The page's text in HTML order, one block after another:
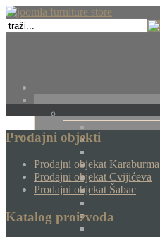
Prodajni objekti
Prodajni objekat Karaburma
Prodajni objekat Cvijićeva
Prodajni objekat Šabac
Katalog proizvoda